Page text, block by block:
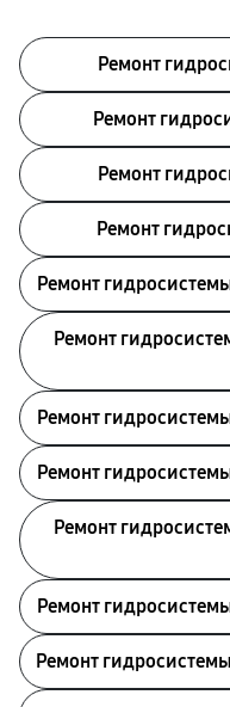
Ремонт
Ремонт
Ремонт
Ремонт
Ремонт
Ремонт
Ремонт
Ремонт
Ремонт
Ремонт
Ремонт